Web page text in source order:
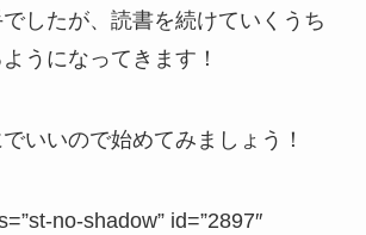
したが、読書を続けていくうち
うになってきます！
いいので始めてみましょう！
no-shadow” id=”2897″